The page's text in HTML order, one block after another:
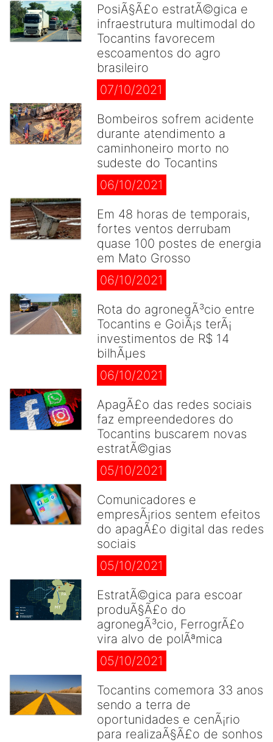
PosiÃ§Ã£o estratÃ©gica e
infraestrutura multimodal do
Tocantins favorecem
escoamentos do agro
brasileiro
07/10/2021
Bombeiros sofrem acidente
durante atendimento a
caminhoneiro morto no
sudeste do Tocantins
06/10/2021
Em 48 horas de temporais,
fortes ventos derrubam
quase 100 postes de energia
em Mato Grosso
06/10/2021
Rota do agronegÃ³cio entre
Tocantins e GoiÃ¡s terÃ¡
investimentos de R$ 14
bilhÃµes
06/10/2021
ApagÃ£o das redes sociais
faz empreendedores do
Tocantins buscarem novas
estratÃ©gias
05/10/2021
Comunicadores e
empresÃ¡rios sentem efeitos
do apagÃ£o digital das redes
sociais
05/10/2021
EstratÃ©gica para escoar
produÃ§Ã£o do
agronegÃ³cio, FerrogrÃ£o
vira alvo de polÃªmica
05/10/2021
Tocantins comemora 33 anos
sendo a terra de
oportunidades e cenÃ¡rio
para realizaÃ§Ã£o de sonhos